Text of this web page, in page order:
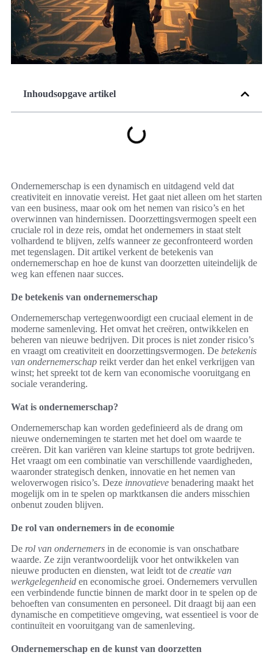
Inhoudsopgave artikel
Ondernemerschap is een dynamisch en uitdagend veld dat
creativiteit en innovatie vereist. Het gaat niet alleen om het starten
van een business, maar ook om het nemen van risico’s en het
overwinnen van hindernissen. Doorzettingsvermogen speelt een
cruciale rol in deze reis, omdat het ondernemers in staat stelt
volhardend te blijven, zelfs wanneer ze geconfronteerd worden
met tegenslagen. Dit artikel verkent de betekenis van
ondernemerschap en hoe de kunst van doorzetten uiteindelijk de
weg kan effenen naar succes.
De betekenis van ondernemerschap
Ondernemerschap vertegenwoordigt een cruciaal element in de
moderne samenleving. Het omvat het creëren, ontwikkelen en
beheren van nieuwe bedrijven. Dit proces is niet zonder risico’s
en vraagt om creativiteit en doorzettingsvermogen. De betekenis
van ondernemerschap reikt verder dan het enkel verkrijgen van
winst; het spreekt tot de kern van economische vooruitgang en
sociale verandering.
Wat is ondernemerschap?
Ondernemerschap kan worden gedefinieerd als de drang om
nieuwe ondernemingen te starten met het doel om waarde te
creëren. Dit kan variëren van kleine startups tot grote bedrijven.
Het vraagt om een combinatie van verschillende vaardigheden,
waaronder strategisch denken, innovatie en het nemen van
weloverwogen risico’s. Deze innovatieve benadering maakt het
mogelijk om in te spelen op marktkansen die anders misschien
onbenut zouden blijven.
De rol van ondernemers in de economie
De rol van ondernemers in de economie is van onschatbare
waarde. Ze zijn verantwoordelijk voor het ontwikkelen van
nieuwe producten en diensten, wat leidt tot de creatie van
werkgelegenheid en economische groei. Ondernemers vervullen
een verbindende functie binnen de markt door in te spelen op de
behoeften van consumenten en personeel. Dit draagt bij aan een
dynamische en competitieve omgeving, wat essentieel is voor de
continuïteit en vooruitgang van de samenleving.
Ondernemerschap en de kunst van doorzetten